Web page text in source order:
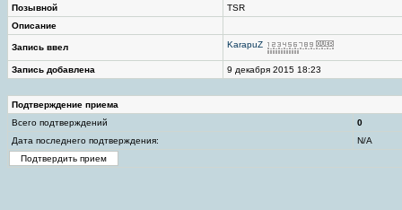
Позывной
TSR
Описание
Запись ввел KarapuZ
Запись добавлена 9 декабря 2015 18:23
Подтверждение приема
Всего подтверждений
0
Дата последнего подтверждения:
N/A